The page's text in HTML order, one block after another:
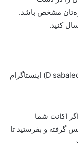
مشخص باشد.
کنید.
اکانت شما
گرفته و بفرستید تا